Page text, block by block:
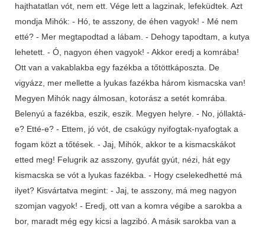
hajthatatlan vót, nem ett. Vége lett a lagzinak, lefeküdtek. Azt
mondja Mihók: - Hó, te asszony, de éhen vagyok! - Mé nem
etté? - Mer megtapodtad a lábam. - Dehogy tapodtam, a kutya
lehetett. - Ó, nagyon éhen vagyok! - Akkor eredj a komrába!
Ott van a vakablakba egy fazékba a tőtöttkáposzta. De
vigyázz, mer mellette a lyukas fazékba három kismacska van!
Megyen Mihók nagy álmosan, kotorász a setét komrába.
Belenyú a fazékba, eszik, eszik. Megyen helyre. - No, jóllaktá-
e? Etté-e? - Ettem, jó vót, de csakúgy nyifogtak-nyafogtak a
fogam közt a tőtések. - Jaj, Mihók, akkor te a kismacskákot
etted meg! Felugrik az asszony, gyufát gyút, nézi, hát egy
kismacska se vót a lyukas fazékba. - Hogy cselekedhetté má
ilyet? Kisvártatva megint: - Jaj, te asszony, má meg nagyon
szomjan vagyok! - Eredj, ott van a komra végibe a sarokba a
bor, maradt még egy kicsi a lagzibó. A másik sarokba van a